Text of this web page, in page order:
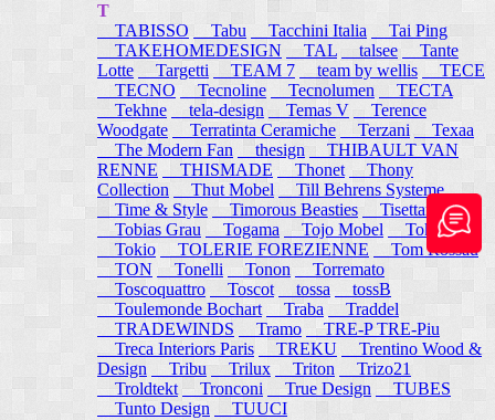
T
TABISSO
Tabu Tacchini Italia
Tai Ping
TAKEHOMEDESIGN
TAL talsee
Tante
Lotte
Targetti TEAM 7 team by wellis
TECE
TECNO
Tecnoline Tecnolumen
TECTA
Tekhne
tela-design Temas V
Terence
Woodgate
Terratinta Ceramiche Terzani
Texaa
The Modern Fan
thesign
THIBAULT VAN
RENNE
THISMADE Thonet
Thony
Collection
Thut Mobel
Till Behrens Systeme
Time & Style
Timorous Beasties
Tisettanta
Tobias Grau
Togama Tojo Mobel
Token
Tokio
TOLERIE FOREZIENNE
Tom Rossau
TON
Tonelli Tonon
Torremato
Toscoquattro
Toscot tossa
tossB
Toulemonde Bochart
Traba
Traddel
TRADEWINDS
Tramo
TRE-P TRE-Piu
Treca Interiors Paris
TREKU
Trentino Wood &
Design
Tribu Trilux Triton
Trizo21
Troldtekt Tronconi True Design
TUBES
Tunto Design
TUUCI